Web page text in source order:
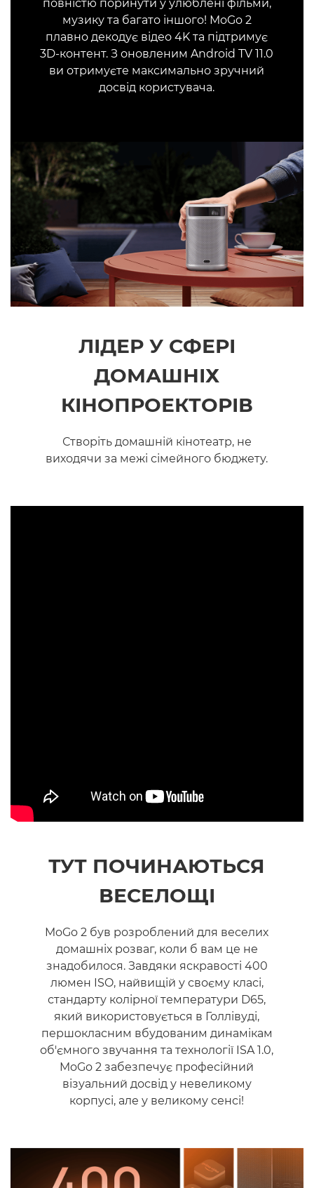
повністю поринути у улюблені фільми,
музику та багато іншого! MoGo 2
плавно декодує відео 4K та підтримує
3D-контент. З оновленим Android TV 11.0
ви отримуєте максимально зручний
досвід користувача.
ЛІДЕР У СФЕРІ
ДОМАШНІХ
КІНОПРОЕКТОРІВ
Створіть домашній кінотеатр, не
виходячи за межі сімейного бюджету.
ТУТ ПОЧИНАЮТЬСЯ
ВЕСЕЛОЩІ
MoGo 2 був розроблений для веселих
домашніх розваг, коли б вам це не
знадобилося. Завдяки яскравості 400
люмен ISO, найвищій у своєму класі,
стандарту колірної температури D65,
який використовується в Голлівуді,
першокласним вбудованим динамікам
об'ємного звучання та технології ISA 1.0,
MoGo 2 забезпечує професійний
візуальний досвід у невеликому
корпусі, але у великому сенсі!